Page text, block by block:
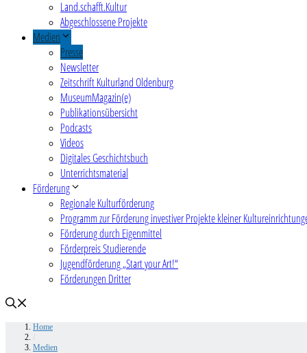
Land.schafft.Kultur
Abgeschlossene Projekte
Medien
Presse
Newsletter
Zeitschrift Kulturland Oldenburg
MuseumMagazin(e)
Publikationsübersicht
Podcasts
Videos
Digitales Geschichtsbuch
Unterrichtsmaterial
Förderung
Regionale Kulturförderung
Programm zur Förderung investiver Projekte kleiner
Förderung durch Eigenmittel
Förderpreis Studierende
Jugendförderung „Start your Art!“
Förderungen Dritter
Home
Medien